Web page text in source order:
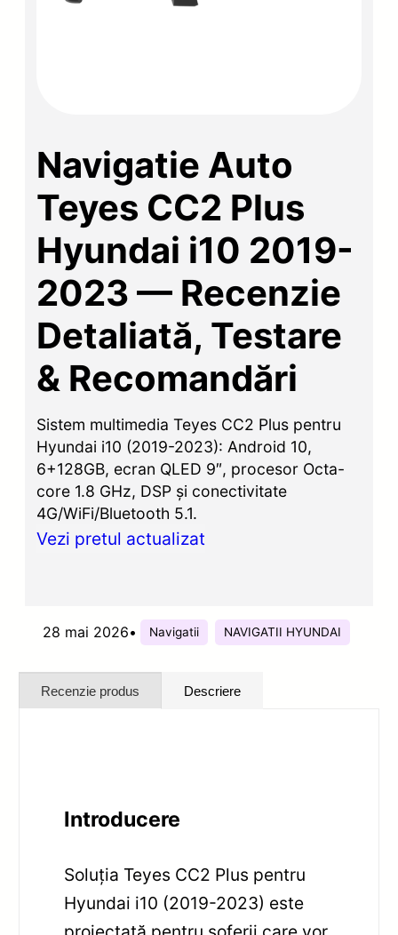
Navigatie Auto
Teyes CC2 Plus
Hyundai i10 2019-
2023 — Recenzie
Detaliată, Testare
& Recomandări
Sistem multimedia Teyes CC2 Plus pentru
Hyundai i10 (2019-2023): Android 10,
6+128GB, ecran QLED 9″, procesor Octa-
core 1.8 GHz, DSP și conectivitate
4G/WiFi/Bluetooth 5.1.
Vezi pretul actualizat
28 mai 2026• Navigatii NAVIGATII HYUNDAI
Recenzie produs Descriere
Introducere
Soluția Teyes CC2 Plus pentru
Hyundai i10 (2019-2023) este